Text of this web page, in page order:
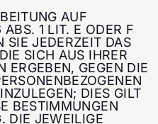
AUF
1 LIT. E ODER F
SIE JEDERZEIT DAS
SICH AUS IHRER
ERGEBEN, GEGEN DIE
DIES GILT
BESTIMMUNGEN
DIE JEWEILIGE